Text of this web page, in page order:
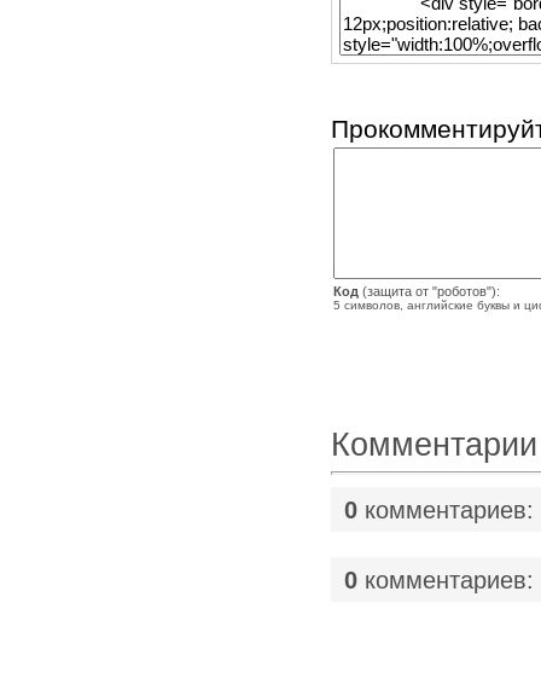
Код (защита от "роботов"):
5 символов, английские буквы и
Комментарии
0 комментариев:
0 комментариев: